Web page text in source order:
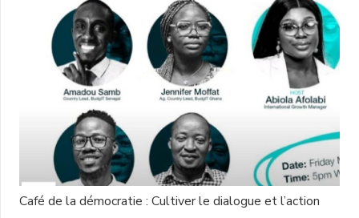
Café de la démocratie : Cultiver le dialogue et l’action